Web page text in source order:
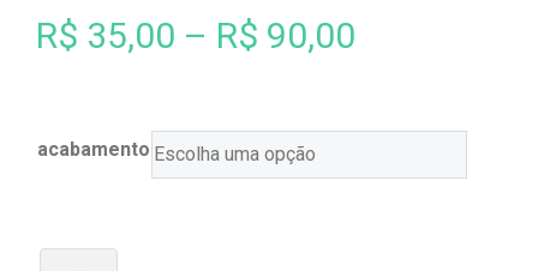
R$ 35,00 – R$ 90,00
acabamento